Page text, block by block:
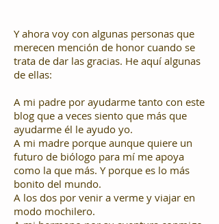
Y ahora voy con algunas personas que
merecen mención de honor cuando se
trata de dar las gracias. He aquí algunas
de ellas:
A mi padre por ayudarme tanto con este
blog que a veces siento que más que
ayudarme él le ayudo yo.
A mi madre porque aunque quiere un
futuro de biólogo para mí me apoya
como la que más. Y porque es lo más
bonito del mundo.
A los dos por venir a verme y viajar en
modo mochilero.